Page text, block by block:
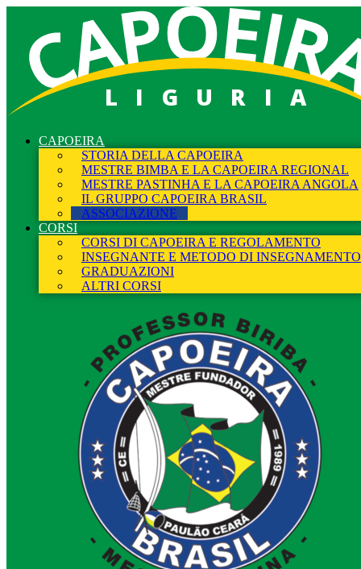
LIGURIA
CAPOEIRA
STORIA DELLA CAPOEIRA
MESTRE BIMBA E LA CAPOEIRA REGIONAL
MESTRE PASTINHA E LA CAPOEIRA ANGOLA
IL GRUPPO CAPOEIRA BRASIL
ASSOCIAZIONE
CORSI
CORSI DI CAPOEIRA E REGOLAMENTO
INSEGNANTE E METODO DI INSEGNAMENTO
GRADUAZIONI
ALTRI CORSI